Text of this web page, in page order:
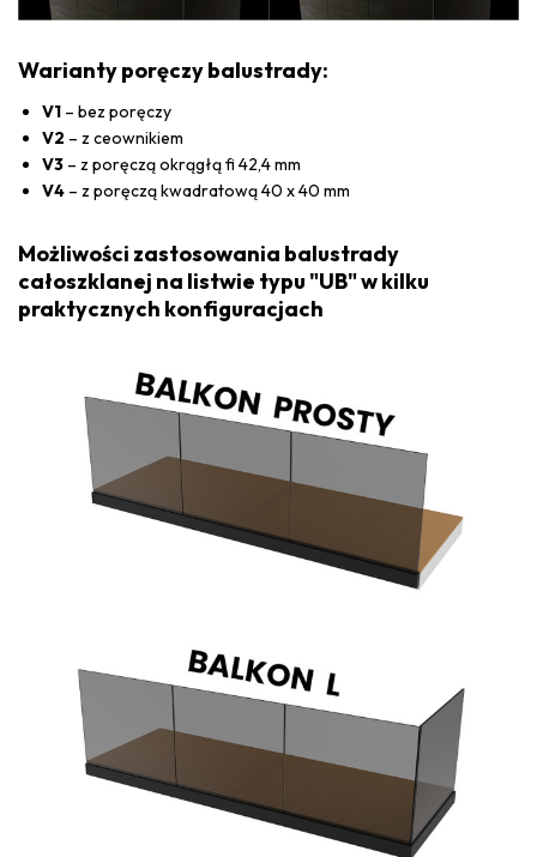
Warianty poręczy balustrady:
V1 – bez poręczy
V2 – z ceownikiem
V3 – z poręczą okrągłą fi 42,4 mm
V4 – z poręczą kwadratową 40 x 40 mm
Możliwości zastosowania balustrady
całoszklanej na listwie typu "UB" w kilku
praktycznych konfiguracjach